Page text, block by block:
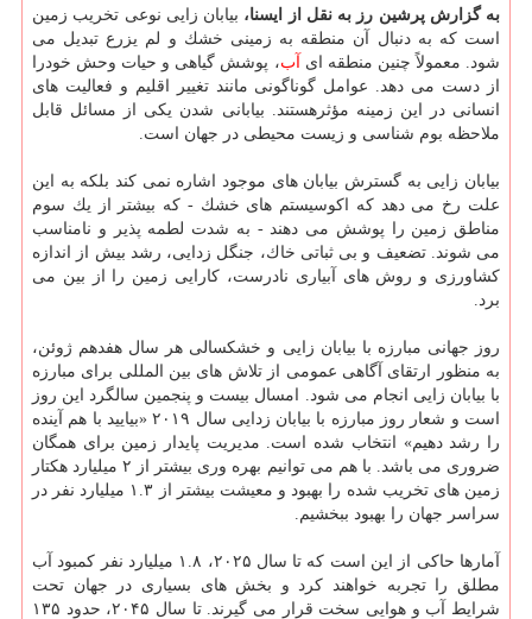
به گزارش پرشین رز به نقل از ایسنا، بیابان زایی نوعی تخریب زمین
است كه به دنبال آن منطقه به زمینی خشك و لم یزرع تبدیل می
شود. معمولاً چنین منطقه ای آب، پوشش گیاهی و حیات وحش خودرا
از دست می دهد. عوامل گوناگونی مانند تغییر اقلیم و فعالیت های
انسانی در این زمینه مؤثرهستند. بیابانی شدن یكی از مسائل قابل
ملاحظه بوم شناسی و زیست محیطی در جهان است.
بیابان زایی به گسترش بیابان های موجود اشاره نمی كند بلكه به این
علت رخ می دهد كه اكوسیستم های خشك - كه بیشتر از یك سوم
مناطق زمین را پوشش می دهند - به شدت لطمه پذیر و نامناسب
می شوند. تضعیف و بی ثباتی خاك، جنگل زدایی، رشد بیش از اندازه
كشاورزی و روش های آبیاری نادرست، كارایی زمین را از بین می
برد.
روز جهانی مبارزه با بیابان زایی و خشكسالی هر سال هفدهم ژوئن،
به منظور ارتقای آگاهی عمومی از تلاش های بین المللی برای مبارزه
با بیابان زایی انجام می شود. امسال بیست و پنجمین سالگرد این روز
است و شعار روز مبارزه با بیابان زدایی سال ۲۰۱۹ «بیایید با هم آینده
را رشد دهیم» انتخاب شده است. مدیریت پایدار زمین برای همگان
ضروری می باشد. با هم می توانیم بهره وری بیشتر از ۲ میلیارد هكتار
زمین های تخریب شده را بهبود و معیشت بیشتر از ۱.۳ میلیارد نفر در
سراسر جهان را بهبود ببخشیم.
آمارها حاكی از این است كه تا سال ۲۰۲۵، ۱.۸ میلیارد نفر كمبود آب
مطلق را تجربه خواهند كرد و بخش های بسیاری در جهان تحت
شرایط آب و هوایی سخت قرار می گیرند. تا سال ۲۰۴۵، حدود ۱۳۵